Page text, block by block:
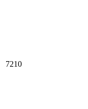
7210